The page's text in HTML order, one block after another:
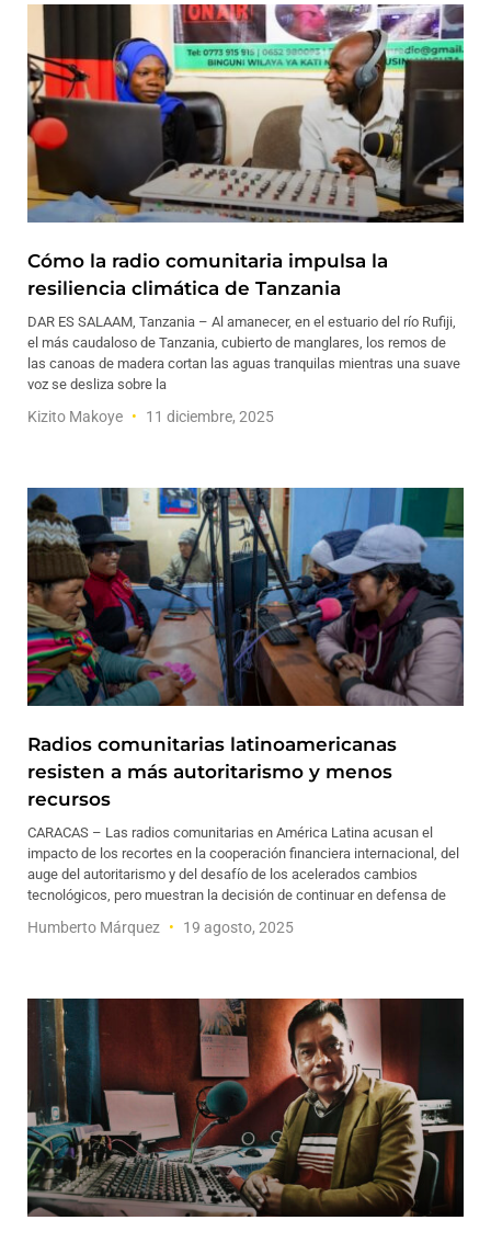
Cómo la radio comunitaria impulsa la
resiliencia climática de Tanzania
DAR ES SALAAM, Tanzania – Al amanecer, en el estuario del río Rufiji,
el más caudaloso de Tanzania, cubierto de manglares, los remos de
las canoas de madera cortan las aguas tranquilas mientras una suave
voz se desliza sobre la
Kizito Makoye 11 diciembre, 2025
Radios comunitarias latinoamericanas
resisten a más autoritarismo y menos
recursos
CARACAS – Las radios comunitarias en América Latina acusan el
impacto de los recortes en la cooperación financiera internacional, del
auge del autoritarismo y del desafío de los acelerados cambios
tecnológicos, pero muestran la decisión de continuar en defensa de
Humberto Márquez 19 agosto, 2025